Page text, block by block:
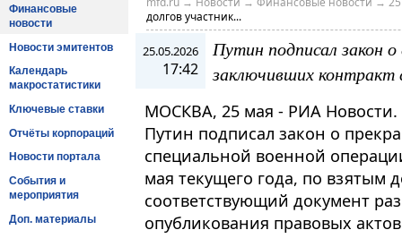
Финансовые
новости
Новости эмитентов
Календарь
макростатистики
Ключевые ставки
Отчёты корпораций
Новости портала
События и
мероприятия
Доп. материалы
долгов участник...
25.05.2026
17:42
Путин подписал закон
заключивших контракт
МОСКВА, 25 мая - РИА
Путин подписал закон о
специальной военной
мая текущего года, по взятым
соответствующий документ
опубликования правовых